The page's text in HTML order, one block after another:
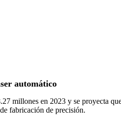
automático
millones en 2023 y se proyecta
fabricación de precisión.